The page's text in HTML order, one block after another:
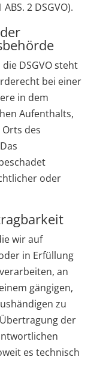
ABS. 2 DSGVO).
DSGVO steht
bei einer
in dem
Aufenthalts,
des
oder
wir auf
in Erfüllung
an
gängigen,
zu
der
es technisch